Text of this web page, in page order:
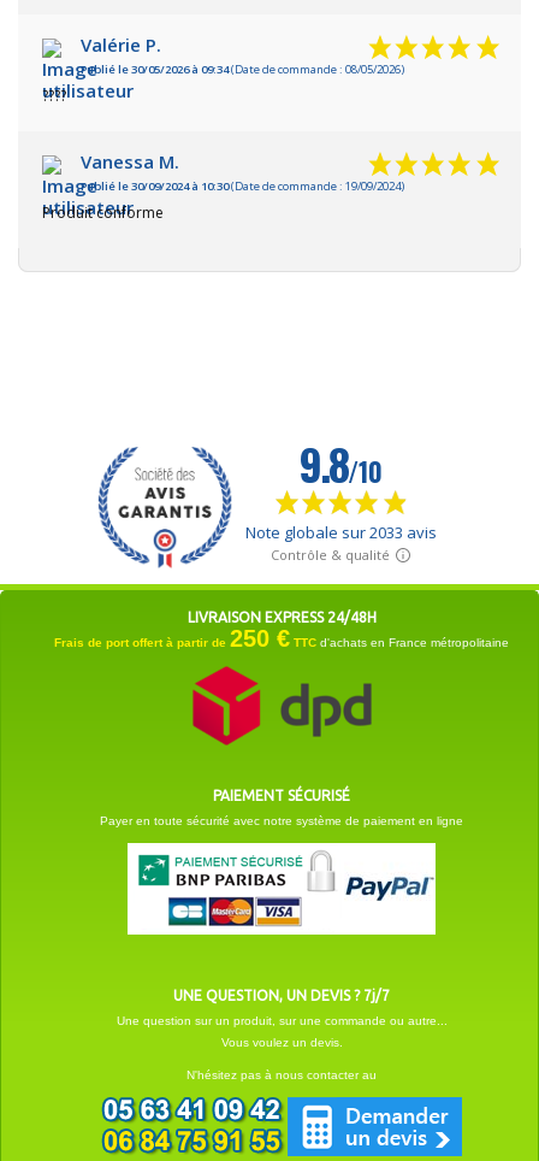
Valérie P.
Publié le 30/05/2026 à 09:34(Date de commande : 08/05/2026)
????
Vanessa M.
Publié le 30/09/2024 à 10:30(Date de commande : 19/09/2024)
Produit conforme
LIVRAISON EXPRESS 24/48H
Frais de port offert à partir de 250 € TTC d'achats en France métropolitaine
PAIEMENT SÉCURISÉ
Payer en toute sécurité avec notre système de paiement en ligne
UNE QUESTION, UN DEVIS ? 7j/7
Une question sur un produit, sur une commande ou autre...
Vous voulez un devis.
N'hésitez pas à nous contacter au